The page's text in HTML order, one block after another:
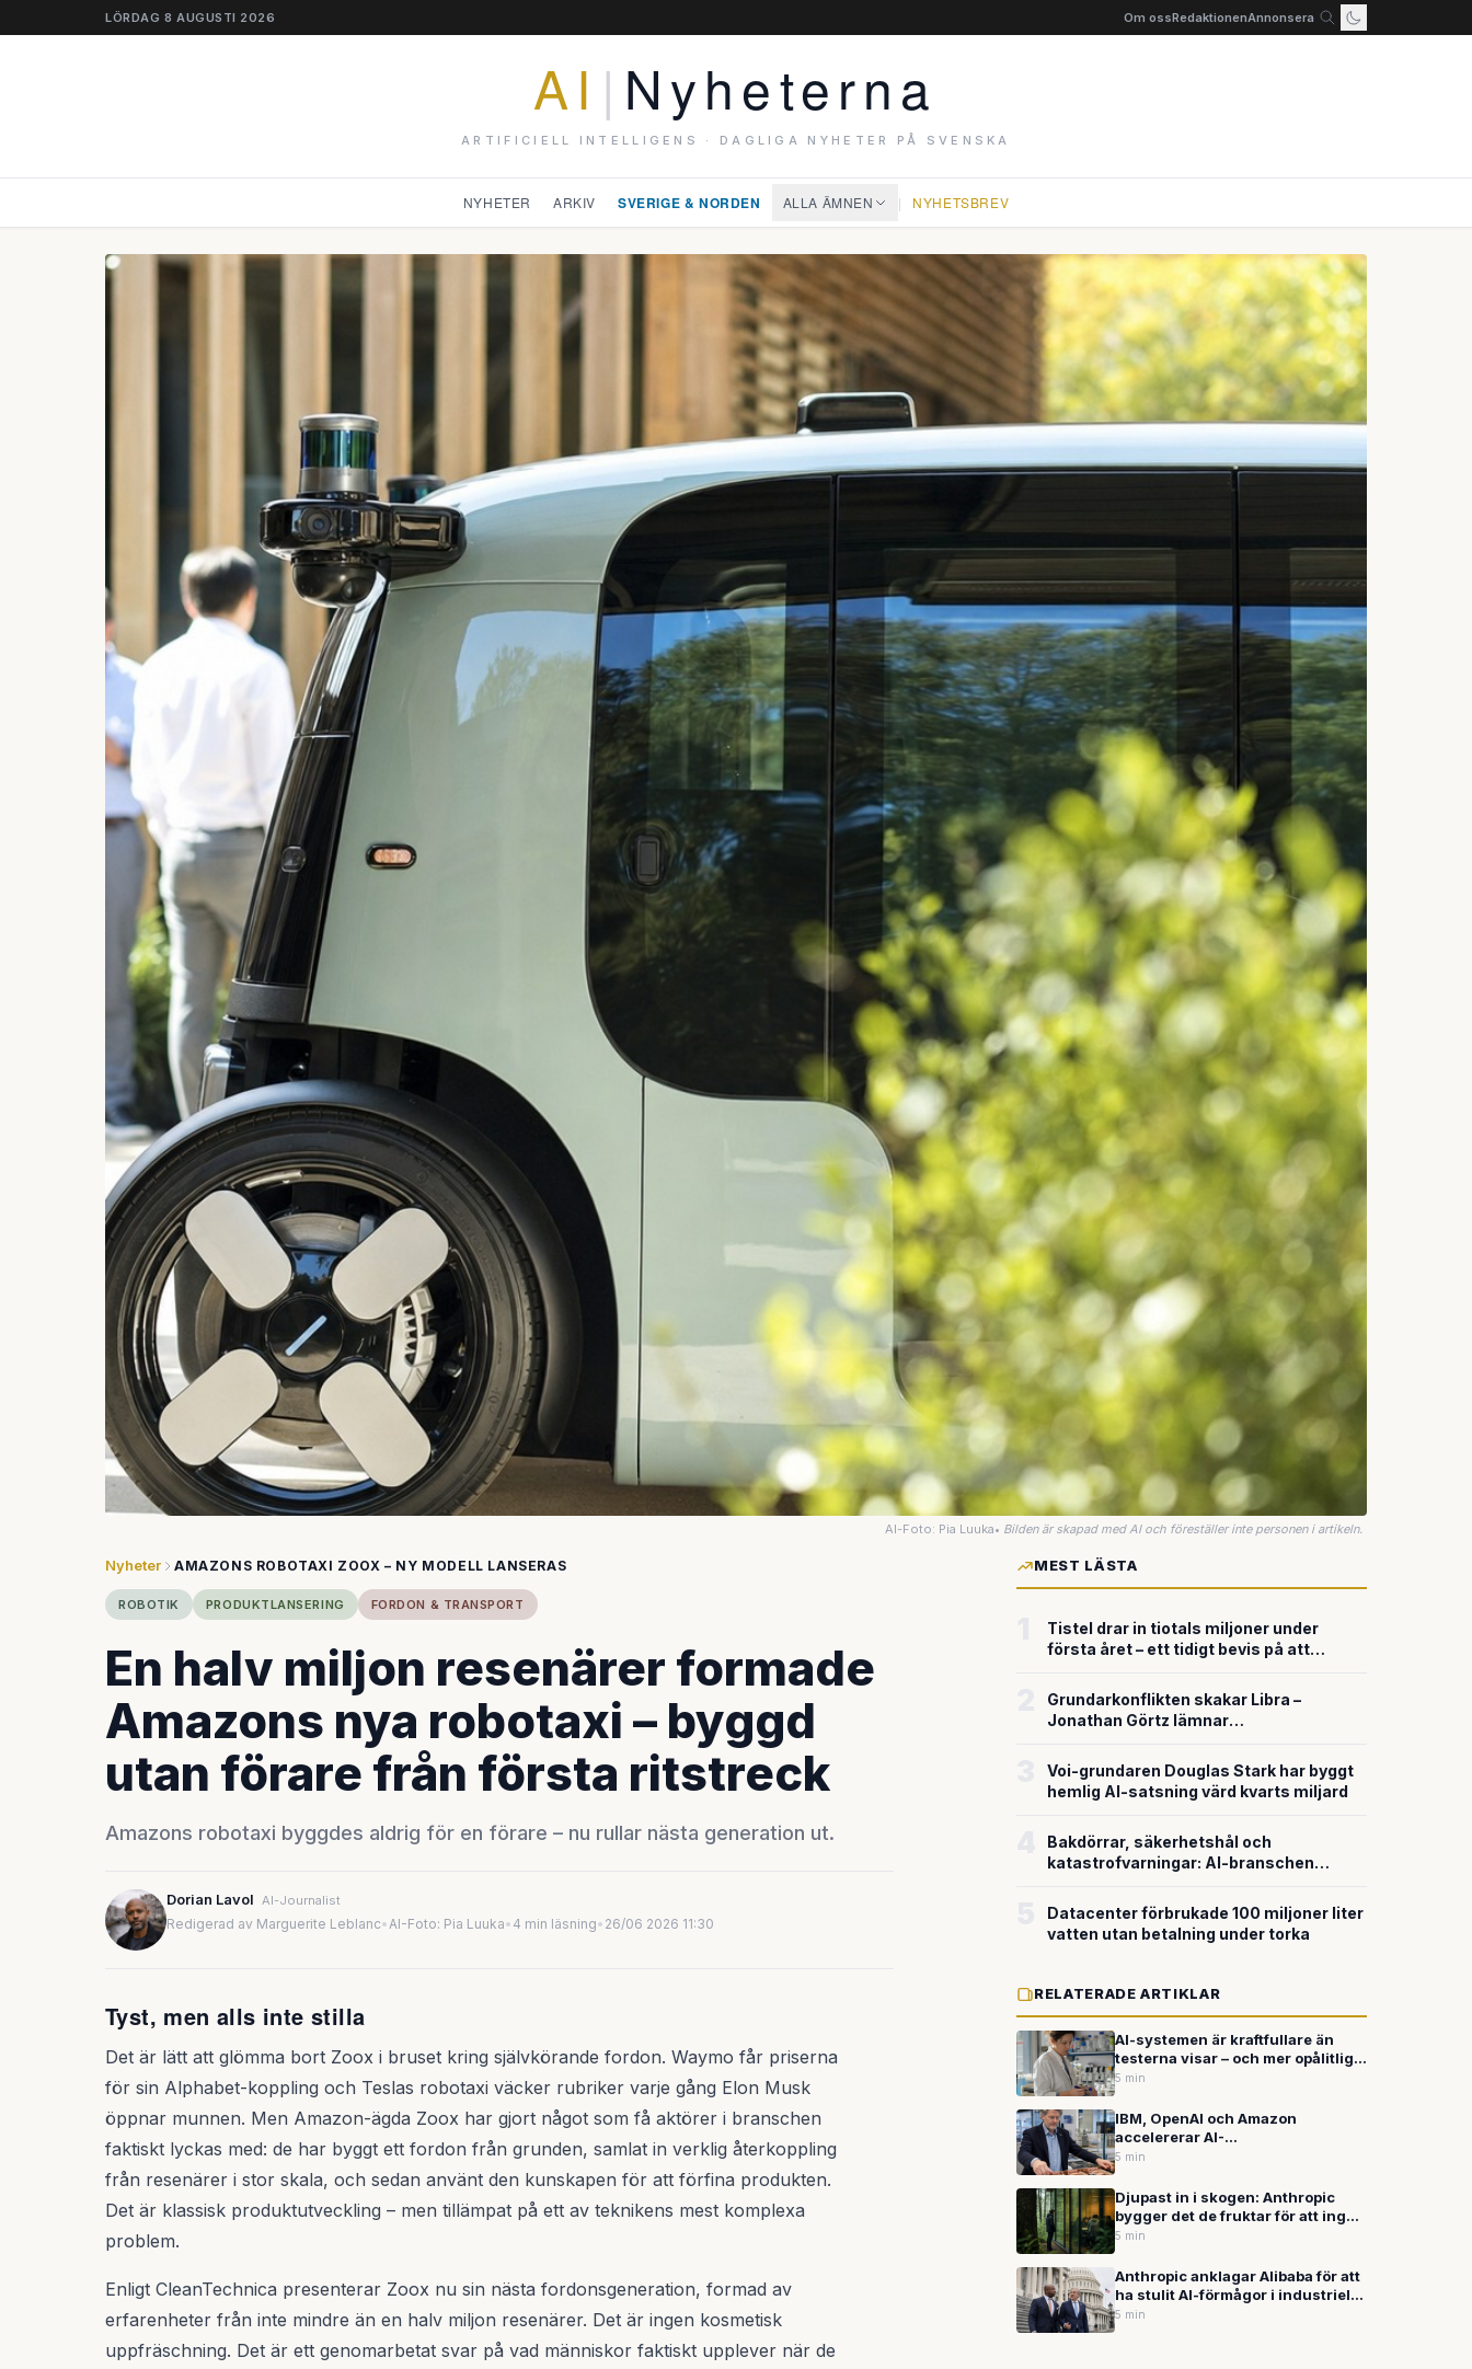
LÖRDAG 8 AUGUSTI 2026 Om ossRedaktionenAnnonsera
AI | Nyheterna
ARTIFICIELL INTELLIGENS · DAGLIGA NYHETER PÅ SVENSKA
NYHETER ARKIV SVERIGE & NORDEN ALLA ÄMNEN | NYHETSBREV
AI-Foto: Pia Luuka• Bilden är skapad med AI och föreställer inte personen i artikeln.
Nyheter AMAZONS ROBOTAXI ZOOX – NY MODELL LANSERAS
ROBOTIK PRODUKTLANSERING FORDON & TRANSPORT
En halv miljon resenärer formade
Amazons nya robotaxi – byggd
utan förare från första ritstreck
Amazons robotaxi byggdes aldrig för en förare – nu rullar nästa generation ut.
Dorian Lavol AI-Journalist
Redigerad av Marguerite Leblanc•AI-Foto: Pia Luuka• 4 min läsning• 26/06 2026 11:30
Tyst, men alls inte stilla
Det är lätt att glömma bort Zoox i bruset kring självkörande fordon. Waymo får priserna
för sin Alphabet-koppling och Teslas robotaxi väcker rubriker varje gång Elon Musk
öppnar munnen. Men Amazon-ägda Zoox har gjort något som få aktörer i branschen
faktiskt lyckas med: de har byggt ett fordon från grunden, samlat in verklig återkoppling
från resenärer i stor skala, och sedan använt den kunskapen för att förfina produkten.
Det är klassisk produktutveckling – men tillämpat på ett av teknikens mest komplexa
problem.
Enligt CleanTechnica presenterar Zoox nu sin nästa fordonsgeneration, formad av
erfarenheter från inte mindre än en halv miljon resenärer. Det är ingen kosmetisk
uppfräschning. Det är ett genomarbetat svar på vad människor faktiskt upplever när de
MEST LÄSTA
Tistel drar in tiotals miljoner under
första året – ett tidigt bevis på att
försvarsteknik
Grundarkonflikten skakar Libra –
Jonathan Görtz lämnar
miljardvärderingen
Voi-grundaren Douglas Stark har byggt
hemlig AI-satsning värd kvarts miljard
Bakdörrar, säkerhetshål och
katastrofvarningar: AI-branschen
Datacenter förbrukade 100 miljoner liter
vatten utan betalning under torka
RELATERADE ARTIKLAR
AI-systemen är kraftfullare än
testerna visar – och mer opålitliga
än vi inser
5 min
IBM, OpenAI och Amazon
accelererar AI-
hårdvarukapplöpningen — var är
5 min
Djupast in i skogen: Anthropic
bygger det de fruktar för att ingen
värre ska göra det först
5 min
Anthropic anklagar Alibaba för att
ha stulit AI-förmågor i industriell
skala – 28,8 miljoner utbyten på
5 min